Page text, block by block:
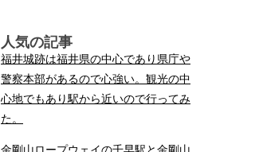
人気の記事
福井城跡は福井県の中心であり県庁や
警察本部があるので心強い。観光の中
心地でもあり駅から近いので行ってみ
た。
金剛山ロープウェイの千早駅と金剛山